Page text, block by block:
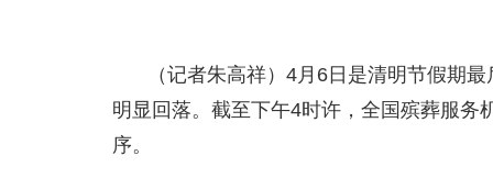
（记者朱高祥）4月6日是清明节假期
明显回落。截至下午4时许，全国殡葬服务
序。